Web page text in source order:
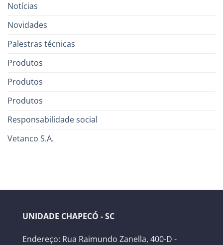
Notícias
Novidades
Palestras técnicas
Produtos
Produtos
Produtos
Responsabilidade social
Vetanco S.A.
UNIDADE CHAPECÓ - SC
Endereço: Rua Raimundo Zanella, 400-D -